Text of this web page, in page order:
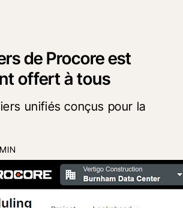
de Procore est
offert à tous
unifiés conçus pour la